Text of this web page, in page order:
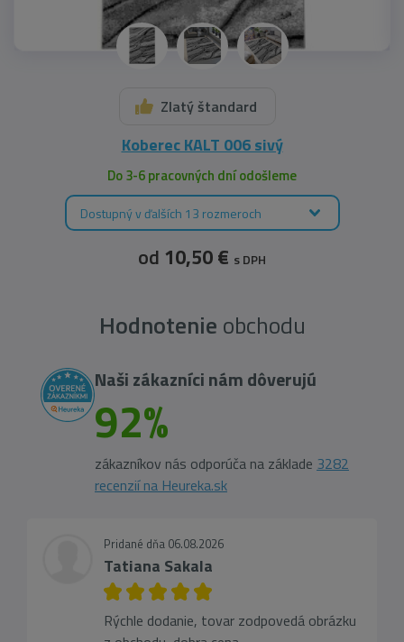
Zlatý štandard
Koberec KALT 006 sivý
Do 3-6 pracovných dní odošleme
Dostupný v ďalších 13 rozmeroch
od 10,50 € s DPH
Hodnotenie obchodu
Naši zákazníci nám dôverujú
92%
zákazníkov nás odporúča na základe 3282
recenzií na Heureka.sk
Pridané dňa 06.08.2026
Tatiana Sakala
Rýchle dodanie, tovar zodpovedá obrázku